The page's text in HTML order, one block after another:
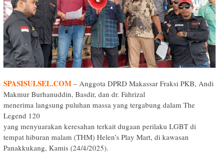
SPASISULSEL.COM – Anggota DPRD Makassar Fraksi PKB, Andi
Makmur Burhanuddin, Basdir, dan dr. Fahrizal
menerima langsung puluhan massa yang tergabung dalam The
Legend 120
yang menyuarakan keresahan terkait dugaan perilaku LGBT di
tempat hiburan malam (THM) Helen’s Play Mart, di kawasan
Panakkukang, Kamis (24/4/2025).